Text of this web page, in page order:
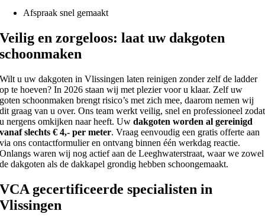
Afspraak snel gemaakt
Veilig en zorgeloos: laat uw dakgoten
schoonmaken
Wilt u uw dakgoten in Vlissingen laten reinigen zonder zelf de ladder
op te hoeven? In 2026 staan wij met plezier voor u klaar. Zelf uw
goten schoonmaken brengt risico’s met zich mee, daarom nemen wij
dit graag van u over. Ons team werkt veilig, snel en professioneel zodat
u nergens omkijken naar heeft. Uwdakgoten worden al gereinigd
vanaf slechts € 4,- per meter. Vraag eenvoudig een gratis offerte aan
via ons contactformulier en ontvang binnen één werkdag reactie.
Onlangs waren wij nog actief aan de Leeghwaterstraat, waar we zowel
de dakgoten als de dakkapel grondig hebben schoongemaakt.
VCA gecertificeerde specialisten in
Vlissingen